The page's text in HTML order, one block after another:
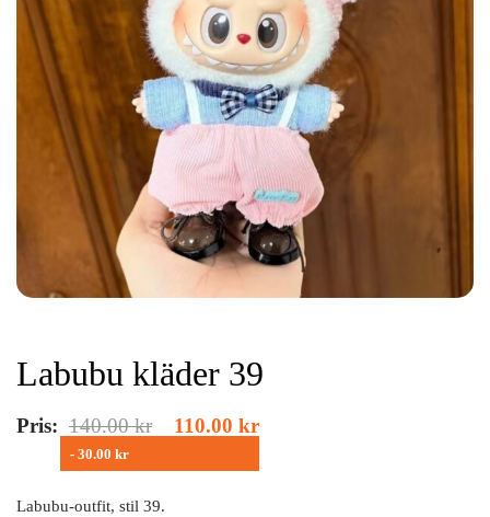
Labubu kläder 39
Pris: 140.00kr 110.00 kr
- 30.00 kr
Labubu-outfit, stil 39.